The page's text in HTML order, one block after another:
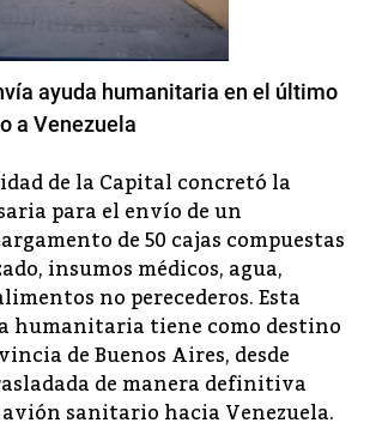
ayuda humanitaria en el último
a Venezuela
de la Capital concretó la
para el envío de un
de 50 cajas compuestas
insumos médicos, agua,
no perecederos. Esta
humanitaria tiene como destino
de Buenos Aires, desde
de manera definitiva
sanitario hacia Venezuela.